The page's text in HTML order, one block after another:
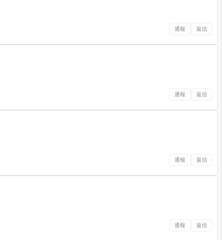
通報 返信
通報 返信
通報 返信
通報 返信